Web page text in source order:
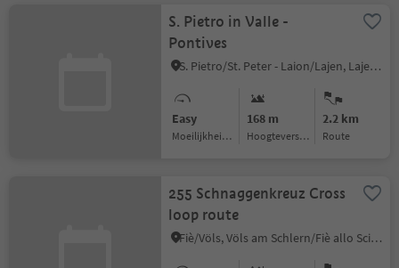
S. Pietro in Valle -
Pontives
S. Pietro/St. Peter - Laion/Lajen, Lajen/Laion
Easy
Moeilijkheidsgraad
168 m
Hoogteverschil
2.2 km
Route
255 Schnaggenkreuz Cross
loop route
Fiè/Völs, Völs am Schlern/Fiè allo Sciliar, Dolomites Region Seiser Alm